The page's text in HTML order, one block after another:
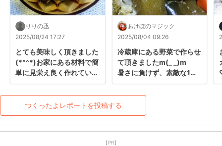
りりの丞
2025/08/24 17:27
とても美味しく頂きました
(*^^*)お家にある材料で簡
単に見栄え良く作れていい
うございました♡
あけぼのマジック
2025/08/04 09:26
冷蔵庫にある野菜で作らせ
て頂きましたm(_ _)m
暑さに負けず、素敵な1週
つくったよレポートを投稿する
【PR】